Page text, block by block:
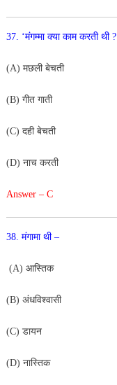
37. ‘मंगम्मा क्या काम करती थी ?
(A) मछली बेचती
(B) गीत गाती
(C) दही बेचती
(D) नाच करती
Answer – C
38. मंगामा थी –
(A) आस्तिक
(B) अंधविश्वासी
(C) डायन
(D) नास्तिक